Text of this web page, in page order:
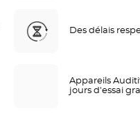
Des délais
Appareils
jours d'essai